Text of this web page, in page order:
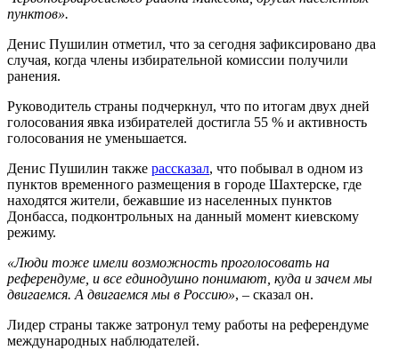
пунктов».
Денис Пушилин отметил, что за сегодня зафиксировано два
случая, когда члены избирательной комиссии получили
ранения.
Руководитель страны подчеркнул, что по итогам двух дней
голосования явка избирателей достигла 55 % и активность
голосования не уменьшается.
Денис Пушилин также рассказал, что побывал в одном из
пунктов временного размещения в городе Шахтерске, где
находятся жители, бежавшие из населенных пунктов
Донбасса, подконтрольных на данный момент киевскому
режиму.
«Люди тоже имели возможность проголосовать на
референдуме, и все единодушно понимают, куда и зачем мы
двигаемся. А двигаемся мы в Россию», – сказал он.
Лидер страны также затронул тему работы на референдуме
международных наблюдателей.